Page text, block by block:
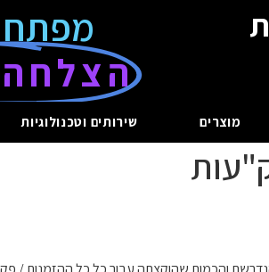
מוצרים שירותים וטכנולוגיות